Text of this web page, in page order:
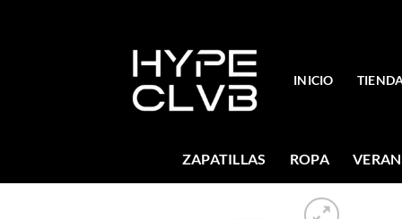
INICIO
ZAPATILLAS ROPA